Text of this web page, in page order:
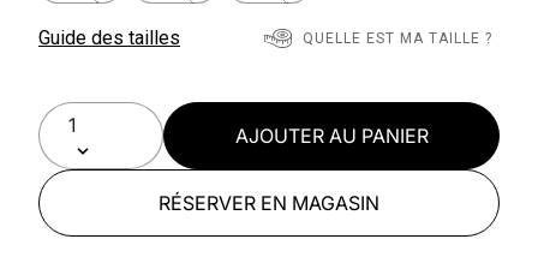
Guide des tailles QUELLE EST MA TAILLE ?
AJOUTER AU PANIER
RÉSERVER EN MAGASIN